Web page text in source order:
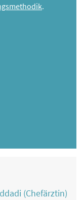
.
(Chefärztin)